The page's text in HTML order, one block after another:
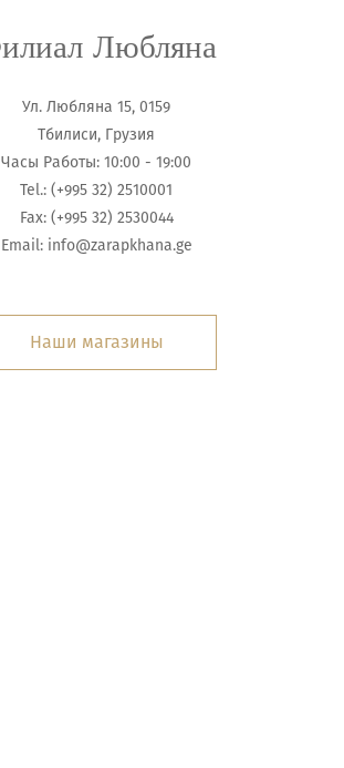
Любляна
Ул. Любляна 15, 0159
Тбилиси, Грузия
Часы Работы: 10:00 - 19:00
Tel.: (+995 32) 2510001
Fax: (+995 32) 2530044
Email: info@zarapkhana.ge
Наши магазины